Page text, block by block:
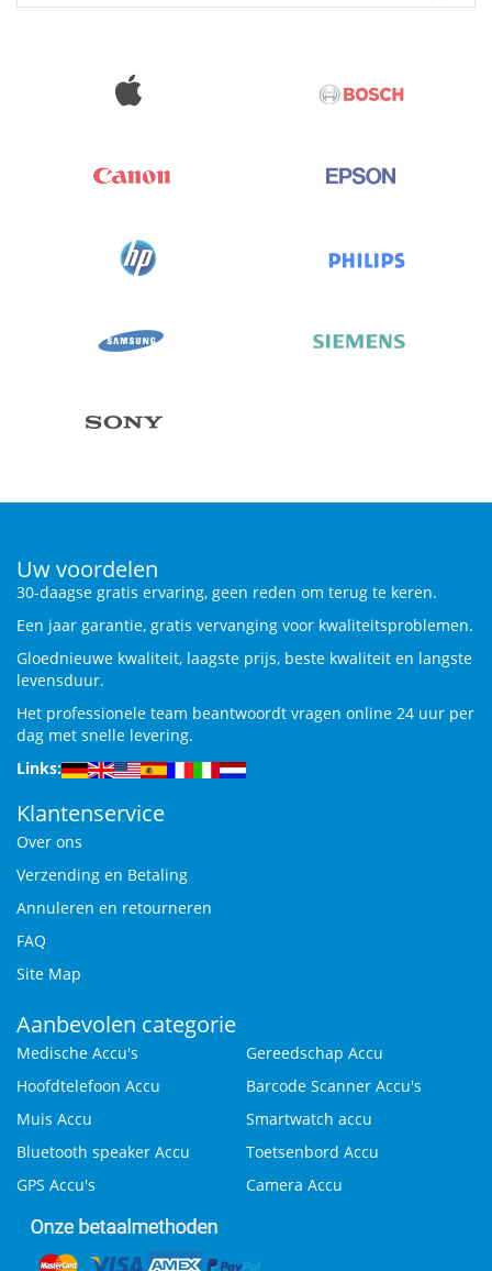
Uw voordelen
30-daagse gratis ervaring, geen reden om terug te keren.
Een jaar garantie, gratis vervanging voor kwaliteitsproblemen.
Gloednieuwe kwaliteit, laagste prijs, beste kwaliteit en langste
levensduur.
Het professionele team beantwoordt vragen online 24 uur per
dag met snelle levering.
Links:
Klantenservice
Over ons
Verzending en Betaling
Annuleren en retourneren
FAQ
Site Map
Aanbevolen categorie
Medische Accu's
Gereedschap Accu
Hoofdtelefoon Accu
Barcode Scanner Accu's
Muis Accu
Smartwatch accu
Bluetooth speaker Accu
Toetsenbord Accu
GPS Accu's
Camera Accu